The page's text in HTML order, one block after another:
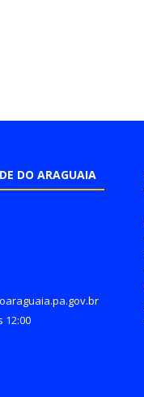
DO ARAGUAIA
12:00